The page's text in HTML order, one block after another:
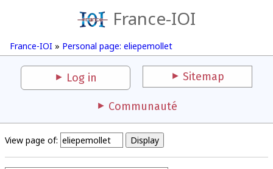
France-IOI
France-IOI » Personal page: eliepemollet
Log in Sitemap
Communauté
View page of: